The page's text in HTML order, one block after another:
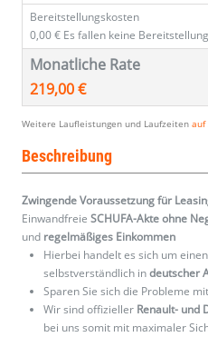
Bereitstellungskosten
0,00 € Es fallen keine
Monatliche Rate
219,00 €
Weitere Laufleistungen und Laufzeiten auf
Beschreibung
Zwingende Voraussetzung für
Einwandfreie SCHUFA-Akte ohne
und regelmäßiges Einkommen
Hierbei handelt es sich um einen
selbstverständlich indeutscher
Sparen Sie sich die Probleme
Wir sind offizieller Renault- und
bei uns somit mit maximaler